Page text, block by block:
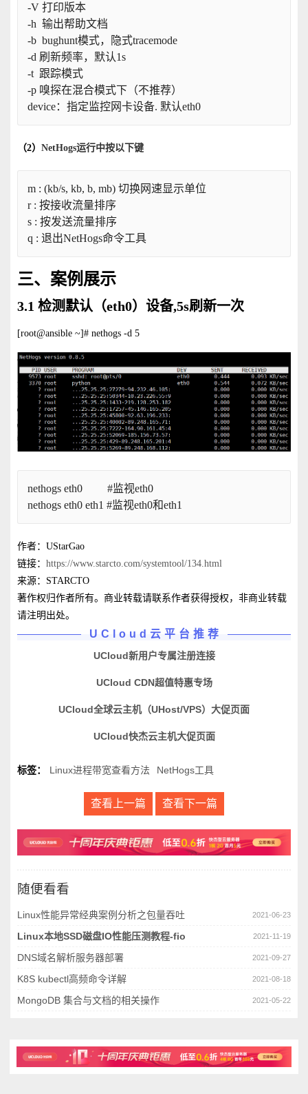
-V 打印版本
-h  输出帮助文档
-b  bughunt模式，隐式tracemode
-d 刷新频率，默认1s
-t  跟踪模式
-p 嗅探在混合模式下（不推荐）
device：指定监控网卡设备. 默认eth0
（2） NetHogs运行中按以下键
m : (kb/s, kb, b, mb) 切换网速显示单位
r : 按接收流量排序
s : 按发送流量排序
q : 退出NetHogs命令工具
三、案例展示
3.1 检测默认（eth0）设备,5s刷新一次
[root@ansible ~]# nethogs -d 5
nethogs eth0         #监视eth0
nethogs eth0 eth1 #监视eth0和eth1
作者：UStarGao
链接： https://www.starcto.com/systemtool/134.html
来源：STARCTO
著作权归作者所有。商业转载请联系作者获得授权，非商业转载
请注明出处。
UCloud云平台推荐
UCloud新用户专属注册连接
UCloud CDN超值特惠专场
UCloud全球云主机（UHost/VPS）大促页面
UCloud快杰云主机大促页面
标签： Linux进程带宽查看方法 NetHogs工具
查看上一篇 查看下一篇
随便看看
2021-06-23
Linux性能异常经典案例分析之包量吞吐
2021-11-19
Linux本地SSD磁盘IO性能压测教程-fio
2021-09-27
DNS域名解析服务器部署
2021-08-18
K8S kubectl高频命令详解
2021-05-22
MongoDB 集合与文档的相关操作